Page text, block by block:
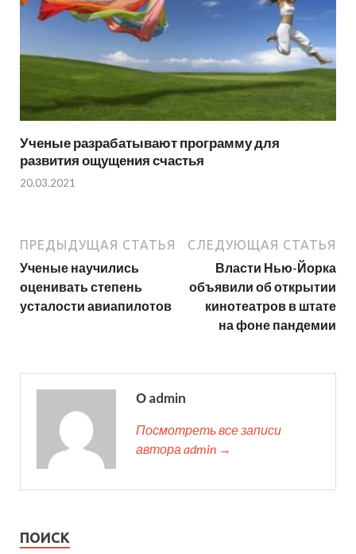
Ученые разрабатывают программу для
развития ощущения счастья
20.03.2021
ПРЕДЫДУЩАЯ СТАТЬЯ
Ученые научились
оценивать степень
усталости авиапилотов
СЛЕДУЮЩАЯ СТАТЬЯ
Власти Нью-Йорка
объявили об открытии
кинотеатров в штате
на фоне пандемии
О admin
Посмотреть все записи
автора admin →
ПОИСК